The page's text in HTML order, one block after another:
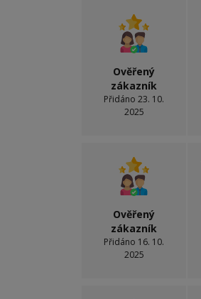
Ověřený
zákazník
Přidáno 23. 10.
2025
Ověřený
zákazník
Přidáno 16. 10.
2025